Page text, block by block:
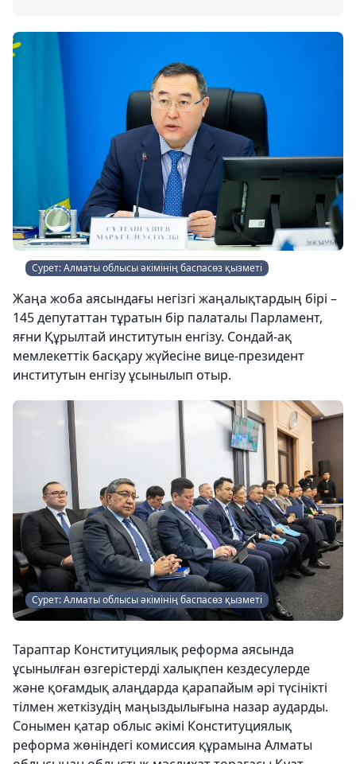
Сурет: Алматы облысы әкімінің баспасөз қызметі
Жаңа жоба аясындағы негізгі жаңалықтардың бірі –
145 депутаттан тұратын бір палаталы Парламент,
яғни Құрылтай институтын енгізу. Сондай-ақ
мемлекеттік басқару жүйесіне вице-президент
институтын енгізу ұсынылып отыр.
Сурет: Алматы облысы әкімінің баспасөз қызметі
Тараптар Конституциялық реформа аясында
ұсынылған өзгерістерді халықпен кездесулерде
және қоғамдық алаңдарда қарапайым әрі түсінікті
тілмен жеткізудің маңыздылығына назар аударды.
Сонымен қатар облыс әкімі Конституциялық
реформа жөніндегі комиссия құрамына Алматы